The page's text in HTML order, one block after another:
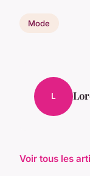
Mode
L
Voir tous les